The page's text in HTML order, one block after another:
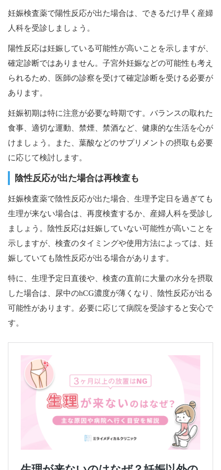
妊娠検査薬で陽性反応が出た場合は、できるだけ早く産婦
人科を受診しましょう。
陽性反応は妊娠している可能性が高いことを示しますが、
確定診断ではありません。子宮外妊娠などの可能性も考え
られるため、医師の診察を受けて確定診断を受ける必要が
あります。
妊娠初期は特に注意が必要な時期です。バランスの取れた
食事、適切な運動、禁煙、禁酒など、健康的な生活を心が
けましょう。また、葉酸などのサプリメントの摂取も必要
に応じて検討します。
陰性反応が出た場合は再検査も
妊娠検査薬で陰性反応が出た場合、生理予定日を過ぎても
生理が来ない場合は、再度検査するか、産婦人科を受診し
ましょう。陰性反応は妊娠していない可能性が高いことを
示しますが、検査のタイミングや使用方法によっては、妊
娠していても陰性反応が出る場合があります。
特に、生理予定日直後や、検査の直前に大量の水分を摂取
した場合は、尿中のhCG濃度が薄くなり、陰性反応が出る
可能性があります。必要に応じて病院を受診すると安心で
す。